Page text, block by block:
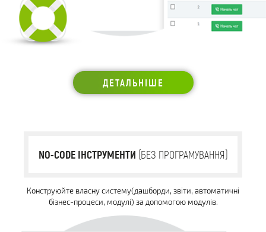
ДЕТАЛЬНІШЕ
NO-CODE ІНСТРУМЕНТИ (БЕЗ ПРОГРАМУВАННЯ)
Конструюйте власну систему(дашборди, звіти, автоматичні
бізнес-процеси, модулі) за допомогою модулів.